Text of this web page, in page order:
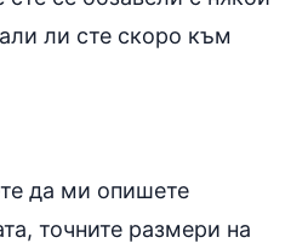
ли сте скоро към
да ми опишете
точните размери на